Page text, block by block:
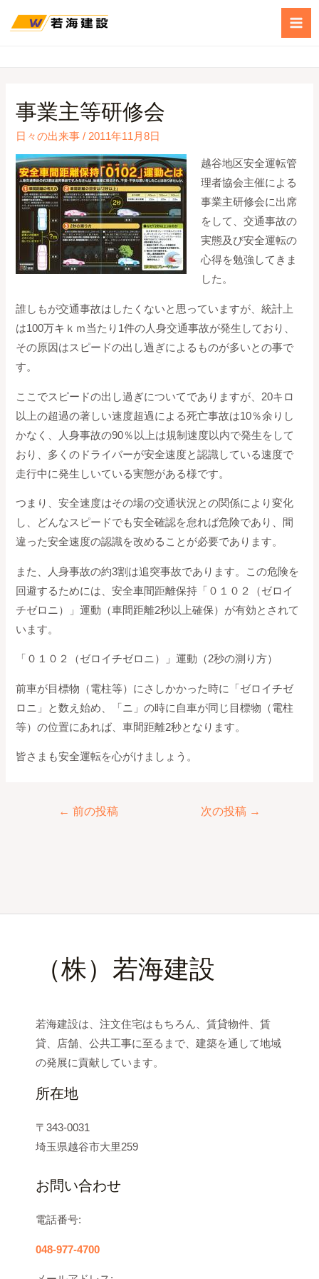
事業主等研修会
日々の出来事 / 2011年11月8日
越谷地区安全運転管
理者協会主催による
事業主研修会に出席
をして、交通事故の
実態及び安全運転の
心得を勉強してきま
した。
誰しもが交通事故はしたくないと思っていますが、統計上
は100万キｋｍ当たり1件の人身交通事故が発生しており、
その原因はスピードの出し過ぎによるものが多いとの事で
す。
ここでスピードの出し過ぎについてでありますが、20キロ
以上の超過の著しい速度超過による死亡事故は10％余りし
かなく、人身事故の90％以上は規制速度以内で発生をして
おり、多くのドライバーが安全速度と認識している速度で
走行中に発生しいている実態がある様です。
つまり、安全速度はその場の交通状況との関係により変化
し、どんなスピードでも安全確認を怠れば危険であり、間
違った安全速度の認識を改めることが必要であります。
また、人身事故の約3割は追突事故であります。この危険を
回避するためには、安全車間距離保持「０１０２（ゼロイ
チゼロニ）」運動（車間距離2秒以上確保）が有効とされて
います。
「０１０２（ゼロイチゼロニ）」運動（2秒の測り方）
前車が目標物（電柱等）にさしかかった時に「ゼロイチゼ
ロニ」と数え始め、「ニ」の時に自車が同じ目標物（電柱
等）の位置にあれば、車間距離2秒となります。
皆さまも安全運転を心がけましょう。
← 前の投稿 次の投稿 →
（株）若海建設
若海建設は、注文住宅はもちろん、賃貸物件、賃
貸、店舗、公共工事に至るまで、建築を通して地域
の発展に貢献しています。
所在地
〒343-0031
埼玉県越谷市大里259
お問い合わせ
電話番号:
048-977-4700